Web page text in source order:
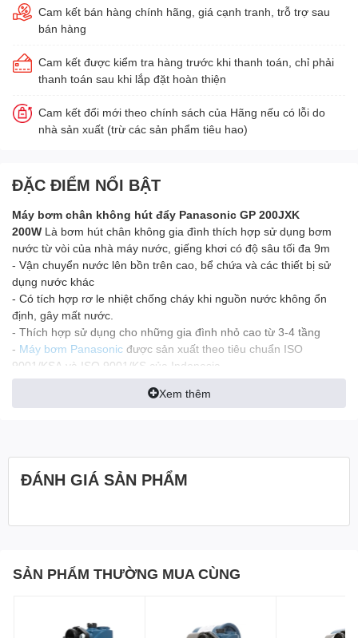
Cam kết bán hàng chính hãng, giá cạnh tranh, trỗ trợ sau
bán hàng
Cam kết được kiểm tra hàng trước khi thanh toán, chỉ phải
thanh toán sau khi lắp đặt hoàn thiện
Cam kết đổi mới theo chính sách của Hãng nếu có lỗi do
nhà sản xuất (trừ các sản phẩm tiêu hao)
ĐẶC ĐIỂM NỔI BẬT
Máy bơm chân không hút đẩy Panasonic GP 200JXK
200W Là bơm hút chân không gia đình thích hợp sử dụng bơm
nước từ vòi của nhà máy nước, giếng khơi có độ sâu tối đa 9m
- Vận chuyển nước lên bồn trên cao, bể chứa và các thiết bị sử
dụng nước khác
- Có tích hợp rơ le nhiệt chống cháy khi nguồn nước không ổn
định, gây mất nước.
- Thích hợp sử dụng cho những gia đình nhỏ cao từ 3-4 tầng
- Máy bơm Panasonic được sản xuất theo tiêu chuẩn ISO
9001/KSA và ISO 9001/KS của Indonesia
Nguồn điện
220v/1p/50Hz
Công suất
200 w
Max 9m
Xem thêm
ĐÁNH GIÁ SẢN PHẨM
SẢN PHẨM THƯỜNG MUA CÙNG